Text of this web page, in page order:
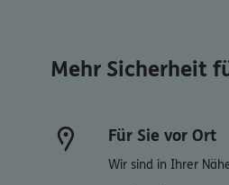
Mehr Sicherheit
Für Sie vor Ort
Wir sind in Ihrer